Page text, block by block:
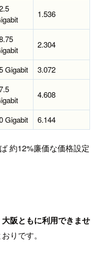
1.536
2.304
Gigabit 3.072
4.608
Gigabit 6.144
約12%廉価な価格設定
阪ともに利用できませ
りです。